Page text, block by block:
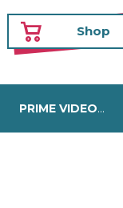
Shop
PRIME VIDEO